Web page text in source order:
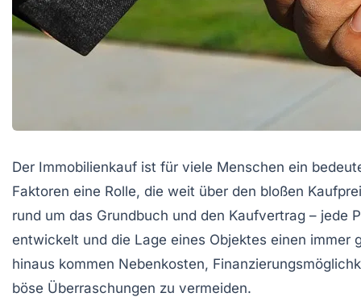
Der Immobilienkauf ist für viele Menschen ein
Faktoren eine Rolle, die weit über den bloßen
rund um das Grundbuch und den Kaufvertrag –
entwickelt und die Lage eines Objektes einen
hinaus kommen Nebenkosten,
böse Überraschungen zu vermeiden.